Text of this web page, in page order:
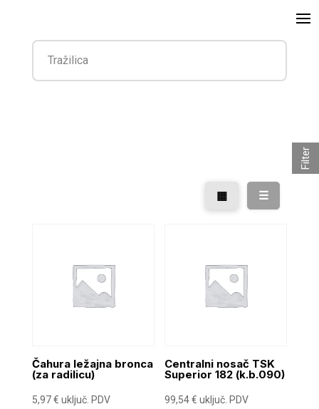
▦ ☰
Čahura ležajna bronca
(za radilicu)
5,97€ uključ. PDV
Centralni nosač TSK
Superior 182 (k.b.090)
99,54€ uključ. PDV
Filter